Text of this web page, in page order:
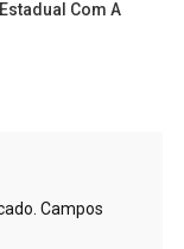
Com A
Campos